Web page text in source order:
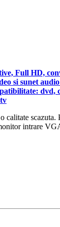
Full HD,
si sunet
dvd,
calitate
intrare